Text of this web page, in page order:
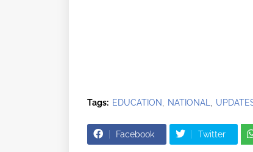
Tags: EDUCATION NATIONAL
Facebook Twitter